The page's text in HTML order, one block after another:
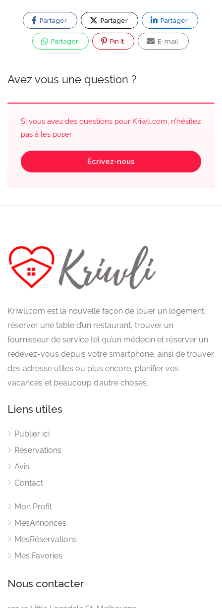
Partager Partager Partager
Partager Pin It E-mail
Avez vous une question ?
Si vous avez des questions pour Kriwli.com, n’hésitez
pas à les poser.
Écrivez-nous
Kriwli.com est la nouvelle façon de louer un logement,
réserver une table d’un restaurant, trouver un
fournisseur de service tel qu’un médecin et réserver un
redevez-vous depuis votre smartphone, ainsi de trouver
des adresse utiles ou plus encore, planifier vos
vacances et beaucoup d’autre choses.
Liens utiles
Publier ici
Réservations
Avis
Contact
Mon Profil
MesAnnonces
MesRéservations
Mes Favories
Nous contacter